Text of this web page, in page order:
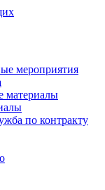
мероприятия
материалы
по контракту